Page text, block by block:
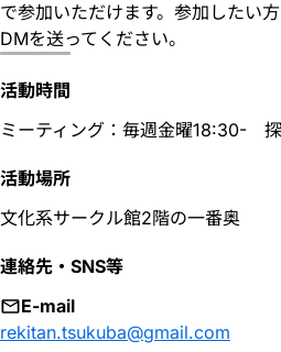
で参加いただけます。参加したい
DMを送ってください。
活動時間
ミーティング：毎週金曜18:30-
活動場所
文化系サークル館2階の一番奥
連絡先・SNS等
E-mail
rekitan.tsukuba@gmail.com